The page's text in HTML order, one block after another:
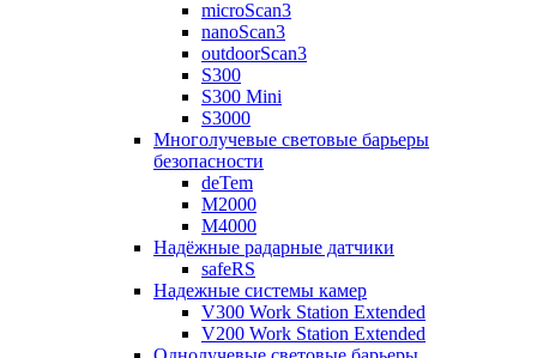
microScan3
nanoScan3
outdoorScan3
S300
S300 Mini
S3000
Многолучевые световые барьеры
безопасности
deTem
M2000
M4000
Надёжные радарные датчики
safeRS
Надежные системы камер
V300 Work Station Extended
V200 Work Station Extended